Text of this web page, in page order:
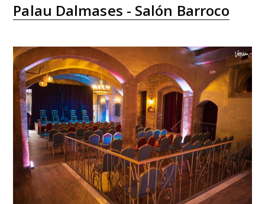
Palau Dalmases - Salón Barroco